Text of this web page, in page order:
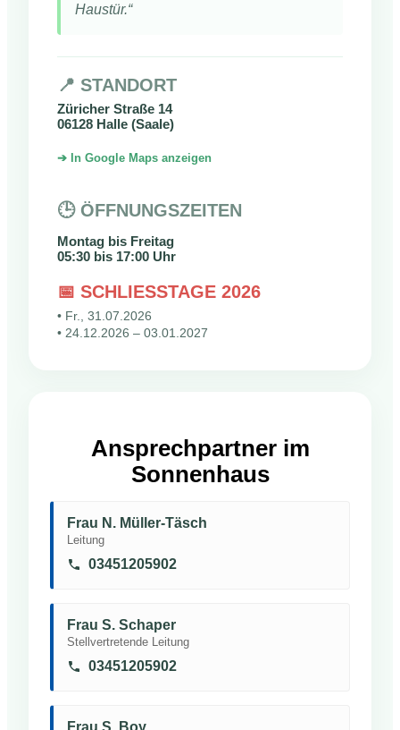
Haustür.“
📍 STANDORT
Züricher Straße 14
06128 Halle (Saale)
➔ In Google Maps anzeigen
🕒 ÖFFNUNGSZEITEN
Montag bis Freitag
05:30 bis 17:00 Uhr
📅 SCHLIESSTAGE 2026
• Fr., 31.07.2026
• 24.12.2026 – 03.01.2027
Ansprechpartner im
Sonnenhaus
Frau N. Müller-Täsch
Leitung
03451205902
Frau S. Schaper
Stellvertretende Leitung
03451205902